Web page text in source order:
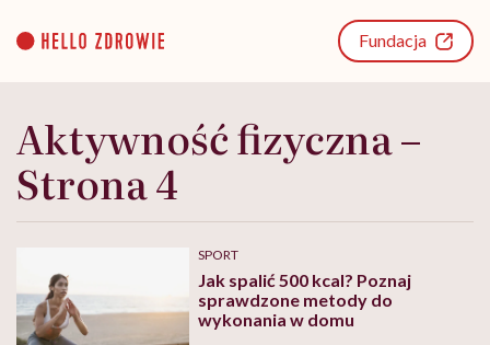
content
Fundacja
Aktywność fizyczna –
Strona 4
SPORT
Jak spalić 500 kcal? Poznaj
sprawdzone metody do
wykonania w domu